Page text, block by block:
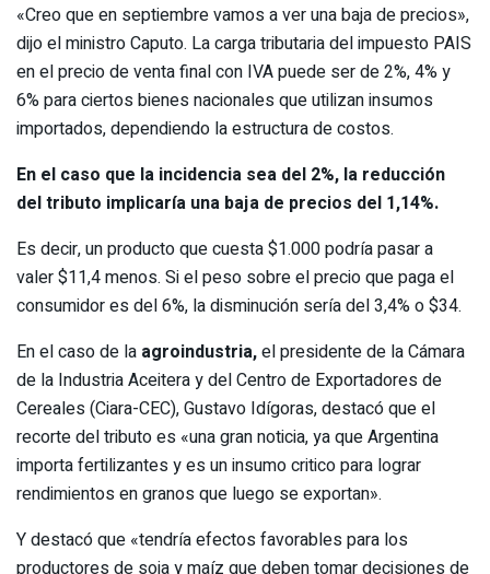
«Creo que en septiembre vamos a ver una baja de precios»,
dijo el ministro Caputo. La carga tributaria del impuesto PAIS
en el precio de venta final con IVA puede ser de 2%, 4% y
6% para ciertos bienes nacionales que utilizan insumos
importados, dependiendo la estructura de costos.
En el caso que la incidencia sea del 2%, la reducción
del tributo implicaría una baja de precios del 1,14%.
Es decir, un producto que cuesta $1.000 podría pasar a
valer $11,4 menos. Si el peso sobre el precio que paga el
consumidor es del 6%, la disminución sería del 3,4% o $34.
En el caso de la agroindustria,el presidente de la Cámara
de la Industria Aceitera y del Centro de Exportadores de
Cereales (Ciara-CEC), Gustavo Idígoras, destacó que el
recorte del tributo es «una gran noticia, ya que Argentina
importa fertilizantes y es un insumo critico para lograr
rendimientos en granos que luego se exportan».
Y destacó que «tendría efectos favorables para los
productores de soja y maíz que deben tomar decisiones de